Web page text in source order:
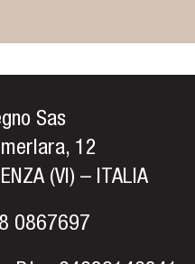
Sas
12
(VI) – ITALIA
0867697